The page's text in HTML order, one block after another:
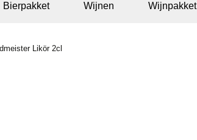
Bierpakket Wijnen Wijnpakket
Likör 2cl